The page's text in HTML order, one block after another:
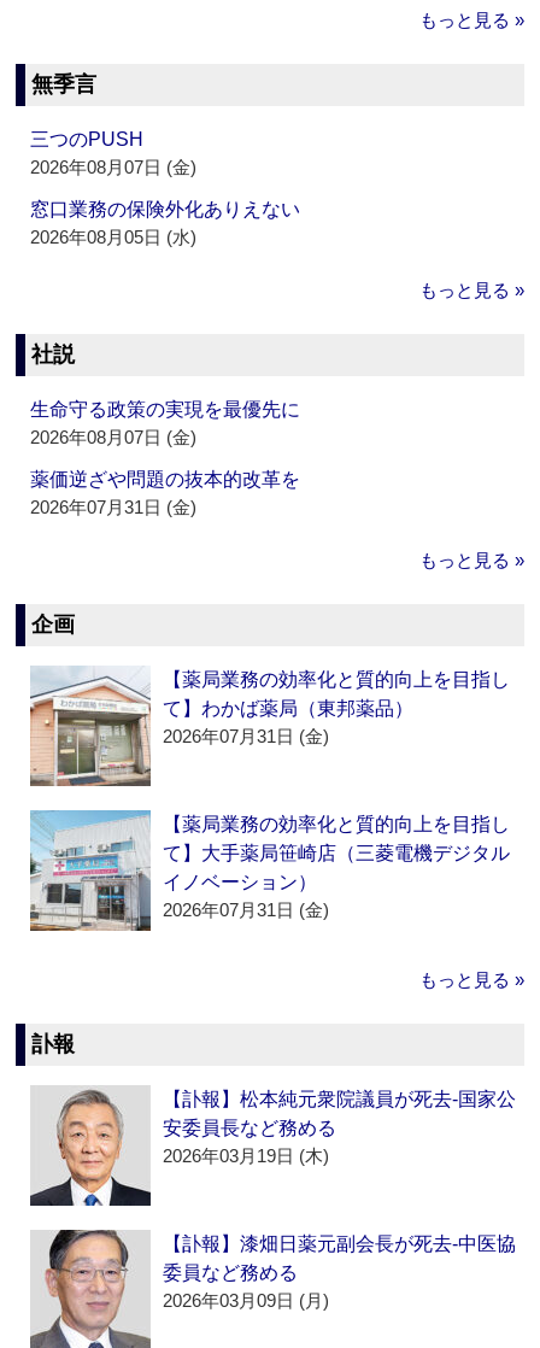
もっと見る »
無季言
三つのPUSH
2026年08月07日 (金)
窓口業務の保険外化ありえない
2026年08月05日 (水)
もっと見る »
社説
生命守る政策の実現を最優先に
2026年08月07日 (金)
薬価逆ざや問題の抜本的改革を
2026年07月31日 (金)
もっと見る »
企画
【薬局業務の効率化と質的向上を目指し
て】わかば薬局（東邦薬品）
2026年07月31日 (金)
【薬局業務の効率化と質的向上を目指し
て】大手薬局笹崎店（三菱電機デジタル
イノベーション）
2026年07月31日 (金)
もっと見る »
訃報
【訃報】松本純元衆院議員が死去‐国家公
安委員長など務める
2026年03月19日 (木)
【訃報】漆畑日薬元副会長が死去‐中医協
委員など務める
2026年03月09日 (月)